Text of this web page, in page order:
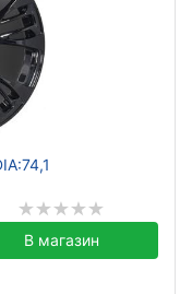
В магазин